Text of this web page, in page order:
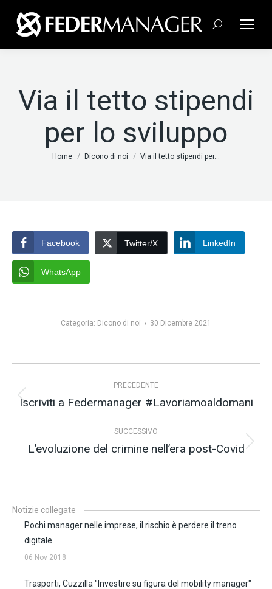
Cerca:
Via il tetto stipendi
per lo sviluppo
Tu sei qui:
Home Dicono di noi Via il tetto stipendi per…
Facebook Twitter/X LinkedIn
WhatsApp
Categoria: Dicono di noi 30 Dicembre 2021
tra
PRECEDENTE
Post
Iscriviti a Federmanager #Lavoriamoaldomani
SUCCESSIVO
Prossimo
L’evoluzione del crimine nell’era post-Covid
Notizie collegate
Pochi manager nelle imprese, il rischio è perdere il treno
digitale
06 Nov 2018
Trasporti, Cuzzilla "Investire su figura del mobility manager"